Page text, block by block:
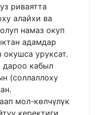
риваятта
алайхи ва
намаз окуп
адамдар
уруксат.
дароо кабыл
(соллаллоху
мол-көлчүлүк
керектиги.